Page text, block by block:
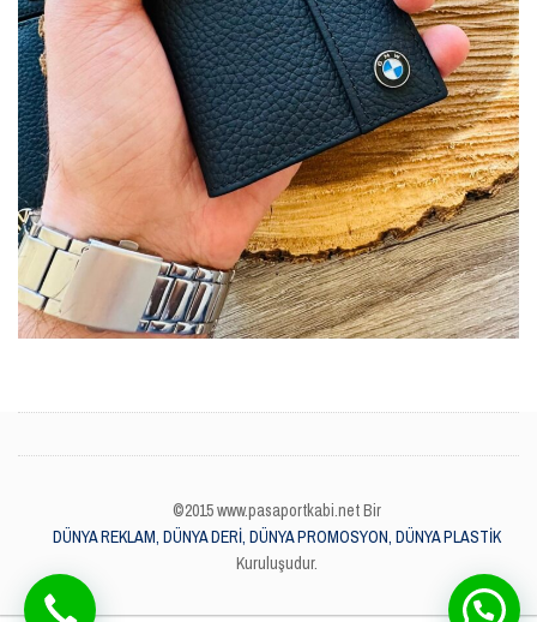
©2015 www.pasaportkabi.net Bir
DÜNYA REKLAM, DÜNYA DERİ, DÜNYA PROMOSYON, DÜNYA PLASTİK
Kuruluşudur.